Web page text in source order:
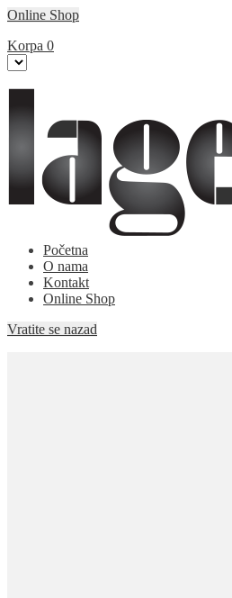
Online Shop
Korpa 0
Početna
O nama
Kontakt
Online Shop
Vratite se nazad